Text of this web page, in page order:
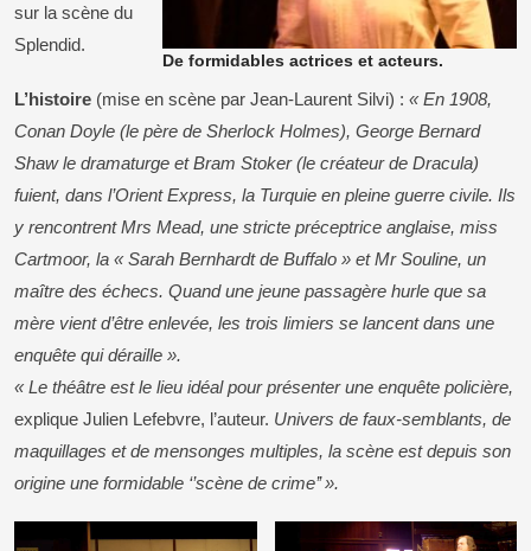
De formidables actrices et acteurs.
sur la scène du
Splendid.
L’histoire (mise en scène par Jean-Laurent Silvi) : « En 1908,
Conan Doyle (le père de Sherlock Holmes), George Bernard
Shaw le dramaturge et Bram Stoker (le créateur de Dracula)
fuient, dans l’Orient Express, la Turquie en pleine guerre civile. Ils
y rencontrent Mrs Mead, une stricte préceptrice anglaise, miss
Cartmoor, la « Sarah Bernhardt de Buffalo » et Mr Souline, un
maître des échecs. Quand une jeune passagère hurle que sa
mère vient d’être enlevée, les trois limiers se lancent dans une
enquête qui déraille ».
« Le théâtre est le lieu idéal pour présenter une enquête policière,
explique Julien Lefebvre, l’auteur. Univers de faux-semblants, de
maquillages et de mensonges multiples, la scène est depuis son
origine une formidable ‘’scène de crime’’ ».